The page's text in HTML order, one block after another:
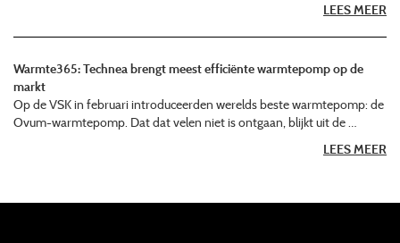
LEES MEER
Warmte365: Technea brengt meest efficiënte warmtepomp op de
markt
Op de VSK in februari introduceerden werelds beste warmtepomp: de
Ovum-warmtepomp. Dat dat velen niet is ontgaan, blijkt uit de …
LEES MEER